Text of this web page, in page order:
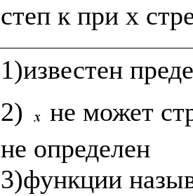
1)известен
2)
не может
не определен
3)функции